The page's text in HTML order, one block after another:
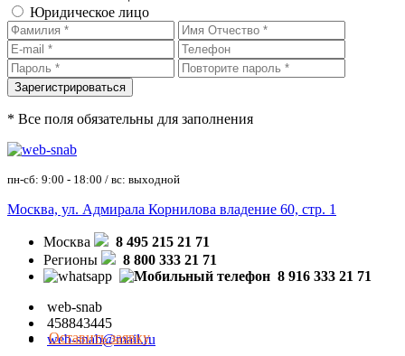
Юридическое лицо
* Все поля обязательны для заполнения
пн-сб: 9:00 - 18:00 / вс: выходной
Москва, ул. Адмирала Корнилова владение 60, стр. 1
Москва
8 495 215 21 71
Регионы
8 800 333 21 71
8 916 333 21 71
web-snab
458843445
web-snab@mail.ru
Оставить заявку